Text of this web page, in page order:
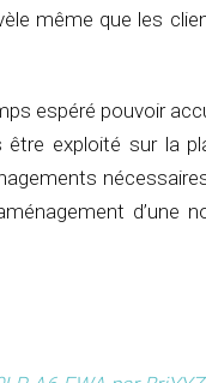
même que les
espéré pouvoir
être exploité sur la
d’une